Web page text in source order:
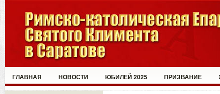
ГЛАВНАЯ НОВОСТИ ЮБИЛЕЙ 2025 ПРИЗВАНИЕ